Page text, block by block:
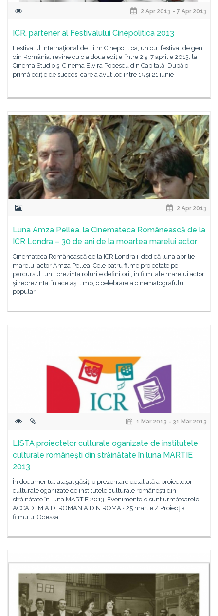
2 Apr 2013 - 7 Apr 2013
ICR, partener al Festivalului Cinepolitica 2013
Festivalul Internaţional de Film Cinepolitica, unicul festival de gen
din România, revine cu o a doua ediţie, între 2 şi 7 aprilie 2013, la
Cinema Studio şi Cinema Elvira Popescu din Capitală. După o
primă ediţie de succes, care a avut loc între 15 şi 21 iunie
2 Apr 2013
Luna Amza Pellea, la Cinemateca Românească de la
ICR Londra – 30 de ani de la moartea marelui actor
Cinemateca Românească de la ICR Londra îi dedică luna aprilie
marelui actor Amza Pellea. Cele patru filme proiectate pe
parcursul lunii prezintă rolurile definitorii, în film, ale marelui actor
şi reprezintă, în acelaşi timp, o celebrare a cinematografului
popular
1 Mar 2013 - 31 Mar 2013
LISTA proiectelor culturale oganizate de institutele
culturale românești din străinătate în luna MARTIE
2013
În documentul ataşat găsiți o prezentare detaliată a proiectelor
culturale oganizate de institutele culturale românești din
străinătate în luna MARTIE 2013. Evenimentele sunt următoarele:
ACCADEMIA DI ROMANIA DIN ROMA • 25 martie / Proiecţia
filmului Odessa